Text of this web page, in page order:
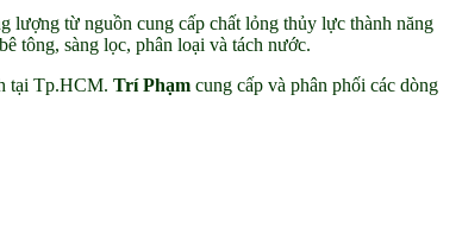
lượng từ nguồn cung cấp chất lỏng thủy lực thành năng
tông, sàng lọc, phân loại và tách nước.
tại Tp.HCM. Trí Phạm cung cấp và phân phối các dòng